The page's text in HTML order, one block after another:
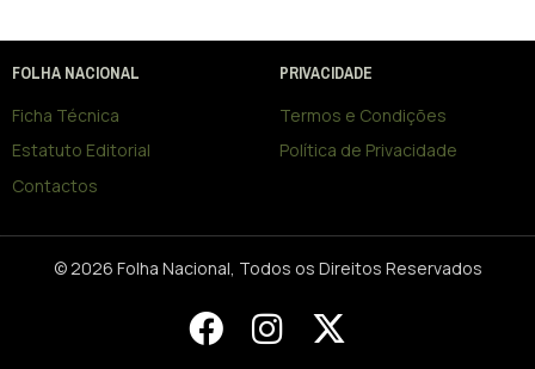
FOLHA NACIONAL
Ficha Técnica
Estatuto Editorial
Contactos
PRIVACIDADE
Termos e Condições
Política de Privacidade
© 2026 Folha Nacional, Todos os Direitos Reservados